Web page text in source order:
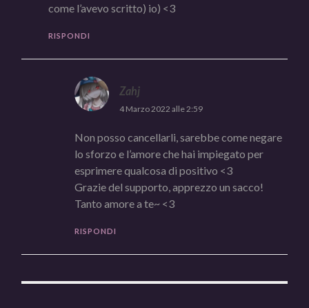
come l’avevo scritto) io) <3
RISPONDI
Zahj
4 Marzo 2022 alle 2:59
Non posso cancellarli, sarebbe come negare
lo sforzo e l’amore che hai impiegato per
esprimere qualcosa di positivo <3
Grazie del supporto, apprezzo un sacco!
Tanto amore a te~ <3
RISPONDI